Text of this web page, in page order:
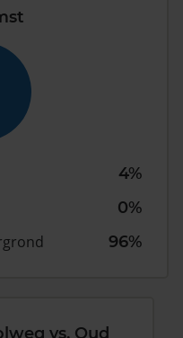
4%
0%
96%
vs. Oud